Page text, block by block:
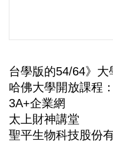
台學版的54/64》大
哈佛大學開放課程
3A+企業網
太上財神講堂
聖平生物科技股份